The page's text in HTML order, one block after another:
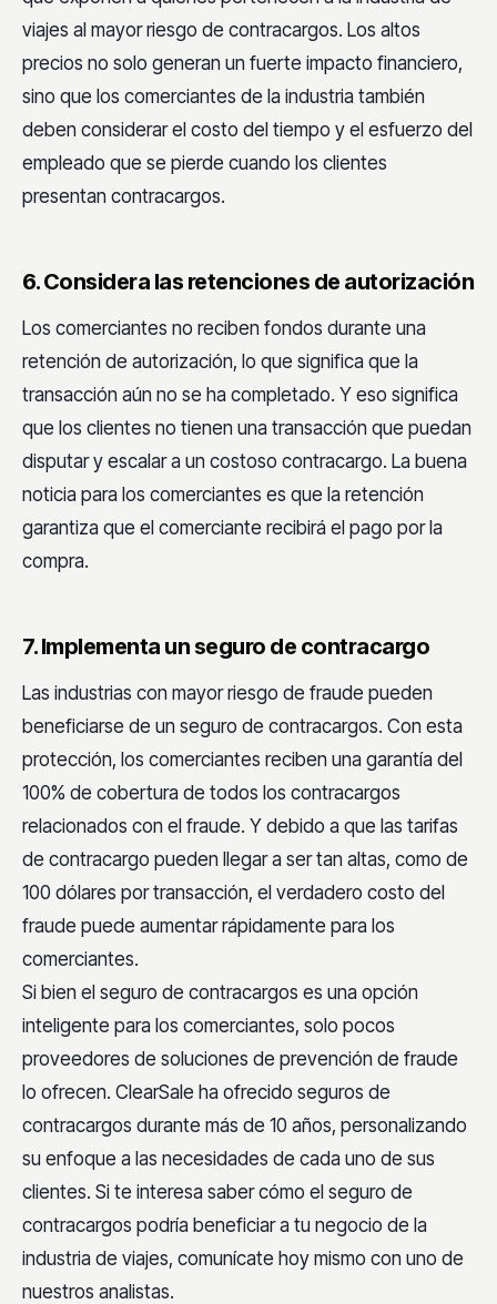
viajes al mayor riesgo de contracargos. Los altos
precios no solo generan un fuerte impacto financiero,
sino que los comerciantes de la industria también
deben considerar el costo del tiempo y el esfuerzo del
empleado que se pierde cuando los clientes
presentan contracargos.
6. Considera las retenciones de autorización
Los comerciantes no reciben fondos durante una
retención de autorización, lo que significa que la
transacción aún no se ha completado. Y eso significa
que los clientes no tienen una transacción que puedan
disputar y escalar a un costoso contracargo. La buena
noticia para los comerciantes es que la retención
garantiza que el comerciante recibirá el pago por la
compra.
7. Implementa un seguro de contracargo
Las industrias con mayor riesgo de fraude pueden
beneficiarse de un seguro de contracargos. Con esta
protección, los comerciantes reciben una garantía del
100% de cobertura de todos los contracargos
relacionados con el fraude. Y debido a que las tarifas
de contracargo pueden llegar a ser tan altas, como de
100 dólares por transacción, el verdadero costo del
fraude puede aumentar rápidamente para los
comerciantes.
Si bien el seguro de contracargos es una opción
inteligente para los comerciantes, solo pocos
proveedores de soluciones de prevención de fraude
lo ofrecen. ClearSale ha ofrecido seguros de
contracargos durante más de 10 años, personalizando
su enfoque a las necesidades de cada uno de sus
clientes. Si te interesa saber cómo el seguro de
contracargos podría beneficiar a tu negocio de la
industria de viajes, comunícate hoy mismo con uno de
nuestros analistas.